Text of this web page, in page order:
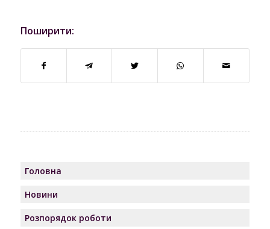
Поширити:
Головна
Новини
Розпорядок роботи